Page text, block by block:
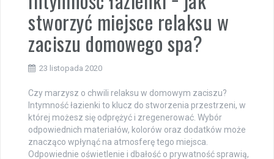
stworzyć miejsce relaksu w
zaciszu domowego spa?
23 listopada 2020
Czy marzysz o chwili relaksu w domowym zaciszu?
Intymność łazienki to klucz do stworzenia przestrzeni, w
której możesz się odprężyć i zregenerować. Wybór
odpowiednich materiałów, kolorów oraz dodatków może
znacząco wpłynąć na atmosferę tego miejsca.
Odpowiednie oświetlenie i dbałość o prywatność sprawią,